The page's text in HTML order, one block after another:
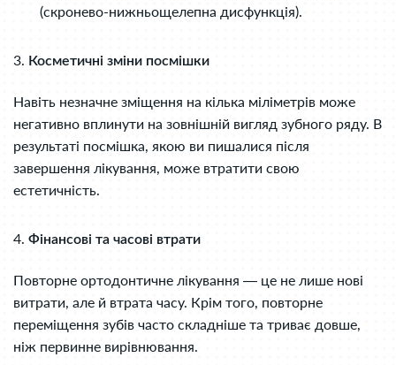
(скронево-нижньощелепна дисфункція).
3. Косметичні зміни посмішки
Навіть незначне зміщення на кілька міліметрів може
негативно вплинути на зовнішній вигляд зубного ряду. В
результаті посмішка, якою ви пишалися після
завершення лікування, може втратити свою
естетичність.
4. Фінансові та часові втрати
Повторне ортодонтичне лікування — це не лише нові
витрати, але й втрата часу. Крім того, повторне
переміщення зубів часто складніше та триває довше,
ніж первинне вирівнювання.